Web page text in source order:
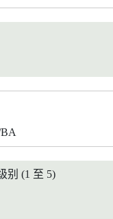
别 (1 至 5)